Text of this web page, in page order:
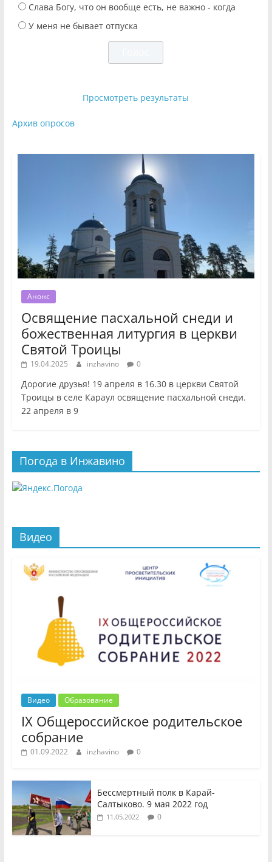
Слава Богу, что он вообще есть, не важно - когда
У меня не бывает отпуска
Просмотреть результаты
Архив опросов
Анонс
Освящение пасхальной снеди и
божественная литургия в церкви
Святой Троицы
19.04.2025 inzhavino 0
Дорогие друзья! 19 апреля в 16.30 в церкви Святой
Троицы в селе Караул освящение пасхальной снеди.
22 апреля в 9
Погода в Инжавино
Видео
Видео Образование
IX Общероссийское родительское
собрание
01.09.2022 inzhavino 0
Бессмертный полк в Карай-
Салтыково. 9 мая 2022 год
11.05.2022 0